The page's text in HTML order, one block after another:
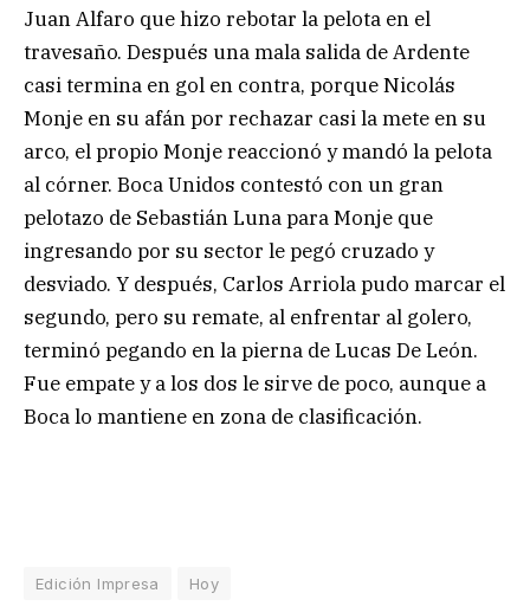
Juan Alfaro que hizo rebotar la pelota en el
travesaño. Después una mala salida de Ardente
casi termina en gol en contra, porque Nicolás
Monje en su afán por rechazar casi la mete en su
arco, el propio Monje reaccionó y mandó la pelota
al córner. Boca Unidos contestó con un gran
pelotazo de Sebastián Luna para Monje que
ingresando por su sector le pegó cruzado y
desviado. Y después, Carlos Arriola pudo marcar el
segundo, pero su remate, al enfrentar al golero,
terminó pegando en la pierna de Lucas De León.
Fue empate y a los dos le sirve de poco, aunque a
Boca lo mantiene en zona de clasificación.
Edición Impresa Hoy